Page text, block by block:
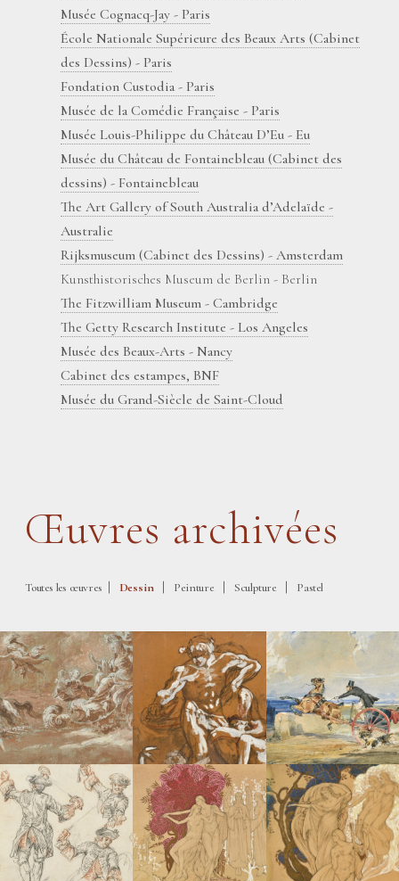
Musée Cognacq-Jay - Paris
École Nationale Supérieure des Beaux Arts (Cabinet
des Dessins) - Paris
Fondation Custodia - Paris
Musée de la Comédie Française - Paris
Musée Louis-Philippe du Château D’Eu - Eu
Musée du Château de Fontainebleau (Cabinet des
dessins) - Fontainebleau
The Art Gallery of South Australia d’Adelaïde -
Australie
Rijksmuseum (Cabinet des Dessins) - Amsterdam
Kunsthistorisches Museum de Berlin - Berlin
The Fitzwilliam Museum - Cambridge
The Getty Research Institute - Los Angeles
Musée des Beaux-Arts - Nancy
Cabinet des estampes, BNF
Musée du Grand-Siècle de Saint-Cloud
Œuvres archivées
Toutes les œuvres | Dessin | Peinture | Sculpture | Pastel